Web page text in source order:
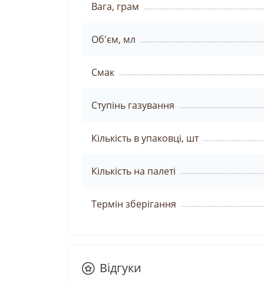
Вага, грам
Об'єм, мл
Смак
Ступінь газування
Кількість в упаковці, шт
Кількість на палеті
Термін зберігання
Відгуки